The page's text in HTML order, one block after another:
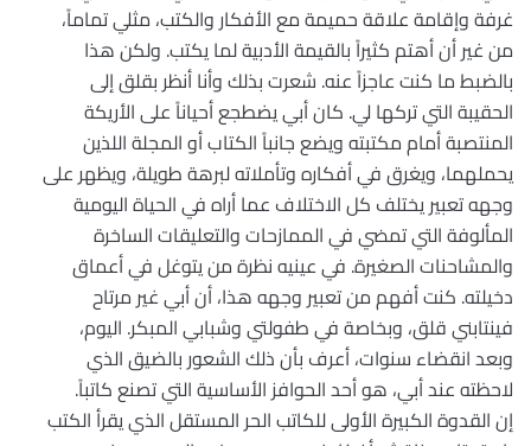
غرفة وإقامة علاقة حميمة مع الأفكار والكتب، مثلي تماماً،
من غير أن أهتم كثيراً بالقيمة الأدبية لما يكتب. ولكن هذا
بالضبط ما كنت عاجزاً عنه. شعرت بذلك وأنا أنظر بقلق إلى
الحقيبة التي تركها لي. كان أبي يضطجع أحياناً على الأريكة
المنتصبة أمام مكتبته ويضع جانباً الكتاب أو المجلة اللذين
يحملهما، ويغرق في أفكاره وتأملاته لبرهة طويلة، ويظهر على
وجهه تعبير يختلف كل الاختلاف عما أراه في الحياة اليومية
المألوفة التي تمضي في الممازحات والتعليقات الساخرة
والمشاحنات الصغيرة. في عينيه نظرة من يتوغل في أعماق
دخيلته. كنت أفهم من تعبير وجهه هذا، أن أبي غير مرتاح
فينتابني قلق، وبخاصة في طفولتي وشبابي المبكر. اليوم،
وبعد انقضاء سنوات، أعرف بأن ذلك الشعور بالضيق الذي
لاحظته عند أبي، هو أحد الحوافز الأساسية التي تصنع كاتباً.
إن القدوة الكبيرة الأولى للكاتب الحر المستقل الذي يقرأ الكتب